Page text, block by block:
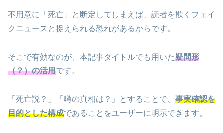
不用意に「死亡」と断定してしまえば、読者を欺くフェイ
クニュースと捉えられる恐れがあるからです。
そこで有効なのが、本記事タイトルでも用いた疑問形
（？）の活用です。
「死亡説？」「噂の真相は？」とすることで、 事実確認を
目的とした構成であることをユーザーに明示できます。